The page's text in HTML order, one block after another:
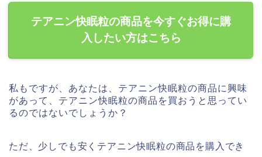
テアニン快眠粒の商品を今すぐお得に購
入したい方はこちら
私もですが、あなたは、テアニン快眠粒の商品に興味
があって、テアニン快眠粒の商品を買おうと思ってい
るのではないでしょうか？
ただ、少しでも安くテアニン快眠粒の商品を購入でき